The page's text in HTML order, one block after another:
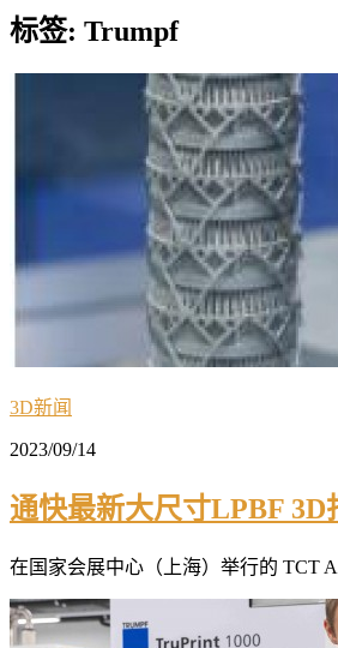
标签: Trumpf
3D新闻
2023/09/14
通快最新大尺寸LPBF
在国家会展中心（上海）举行的 TCT